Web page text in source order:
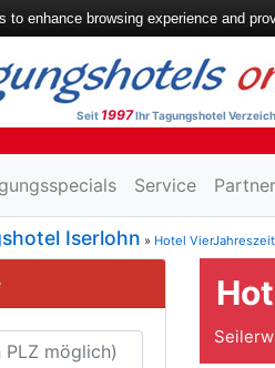
Seit 1997Ihr Tagungshotel
Service Partner
Iserlohn » Hotel
enhance browsing experience and